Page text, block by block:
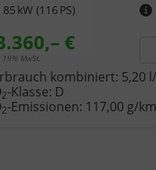
85 kW (116 PS)
€
MwSt.
kombiniert: 5,20
2-Klasse: D
2-Emissionen: 117,00 g/km